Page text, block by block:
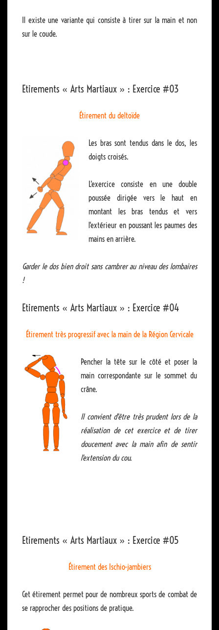
Il existe une variante qui consiste à tirer sur la main et non
sur le coude.
Etirements « Arts Martiaux » : Exercice #03
Étirement du deltoïde
Les bras sont tendus dans le dos, les
doigts croisés.
L'exercice consiste en une double
poussée dirigée vers le haut en
montant les bras tendus et vers
l'extérieur en poussant les paumes des
mains en arrière.
Garder le dos bien droit sans cambrer au niveau des lombaires
!
Etirements « Arts Martiaux » : Exercice #04
Étirement très progressif avec la main de la Région Cervicale
Pencher la tête sur le côté et poser la
main correspondante sur le sommet du
crâne.
Il convient d'être très prudent lors de la
réalisation de cet exercice et de tirer
doucement avec la main afin de sentir
l'extension du cou.
Etirements « Arts Martiaux » : Exercice #05
Étirement des Ischio-jambiers
Cet étirement permet pour de nombreux sports de combat de
se rapprocher des positions de pratique.